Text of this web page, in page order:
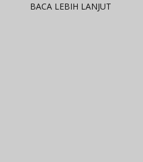
BACA LEBIH LANJUT